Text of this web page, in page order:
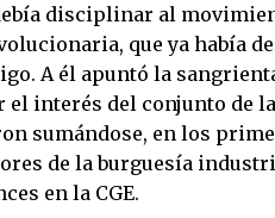
disciplinar al
que ya había
A él apuntó la
el interés del conjunto de
sumándose, en los
de la burguesía
en la CGE.